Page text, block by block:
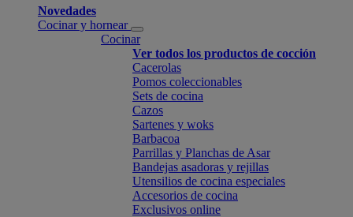
Novedades
Cocinar y hornear
Cocinar
Ver todos los productos de cocción
Cacerolas
Pomos coleccionables
Sets de cocina
Cazos
Sartenes y woks
Barbacoa
Parrillas y Planchas de Asar
Bandejas asadoras y rejillas
Utensilios de cocina especiales
Accesorios de cocina
Exclusivos online